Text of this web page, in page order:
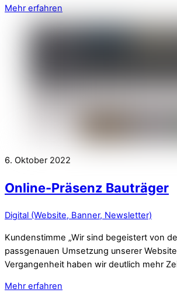
Mehr erfahren
6. Oktober 2022
Online-Präsenz Bauträger
Digital (Website, Banner, Newsletter)
Kundenstimme „Wir sind begeistert von
passgenauen Umsetzung unserer
Vergangenheit haben wir deutlich mehr
Mehr erfahren